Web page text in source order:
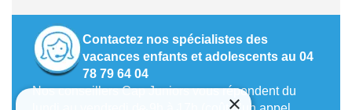
Contactez nos spécialistes des
vacances enfants et adolescents au 04
78 79 64 04
Nos conseillers Cap Juniors vous répondent du
×